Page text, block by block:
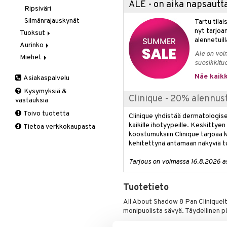
ALE - on aika
Tartu
nyt
Ale on
Näe
Clinique - 20%
Clinique yhdistää
kaikille ihotyypeille.
koostumuksiin Clinique tarjoaa
kehitettynä antamaan näkyviä
Tarjous on voimassa 16.8.2026
Tuotetieto
All About Shadow 8 Pan
monipuolista sävyä. Täydellinen
Ripsiväri
Silmänrajauskynät
Tuoksut
Aromatics Elixir
Calyx
Clinique Happy For Men
Aurinko
Aurinkosuoja
Miehet
Ironhoito
Kirkastus
Parranajo &
Ihonpuhdistus
Asiakaspalvelu
Kysymyksiä &
vastauksia
Toivo tuotetta
Tietoa verkkokaupasta